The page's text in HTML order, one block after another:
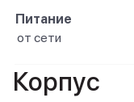
Питание
от сети
Корпус